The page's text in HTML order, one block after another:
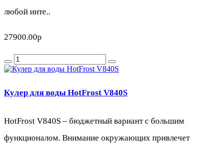
любой инте..
27900.00р
Кулер для воды HotFrost V840S
HotFrost V840S – бюджетный вариант с большим
функционалом. Внимание окружающих привлечет